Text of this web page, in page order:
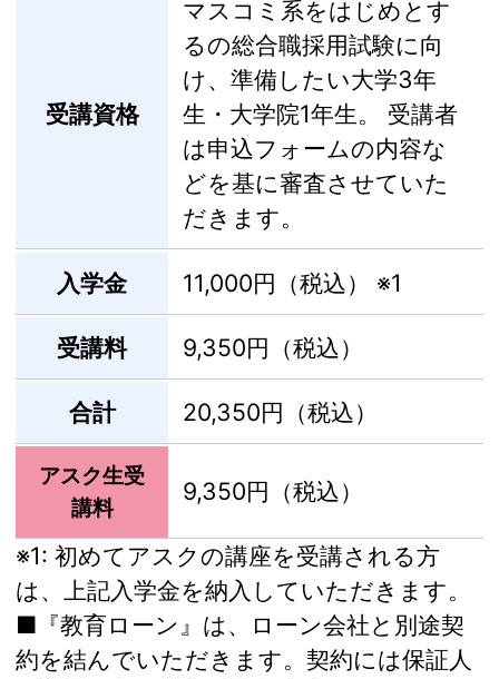
受講資格
マスコミ系をはじめとす
るの総合職採用試験に向
け、準備したい大学3年
生・大学院1年生。 受講者
は申込フォームの内容な
どを基に審査させていた
だきます。
入学金 11,000円（税込） ※1
受講料 9,350円（税込）
合計 20,350円（税込）
アスク生受
講料
9,350円（税込）
※1: 初めてアスクの講座を受講される方
は、上記入学金を納入していただきます。
■『教育ローン』は、ローン会社と別途契
約を結んでいただきます。契約には保証人